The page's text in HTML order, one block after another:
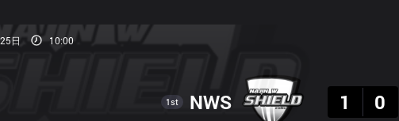
日 10:00
1st NWS
1
0